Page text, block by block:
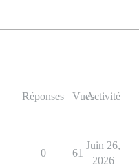
Réponses VuesActivité
0 61
Juin 26,
2026